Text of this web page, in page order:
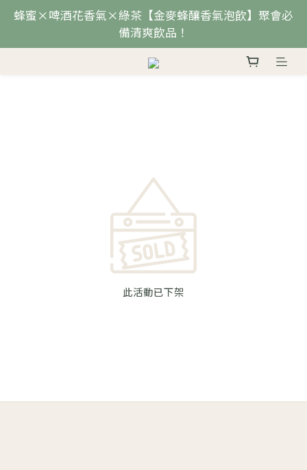
蜂蜜×啤酒花香氣×綠茶【金麥蜂釀香氣泡飲】聚會必
備清爽飲品！
此活動已下架